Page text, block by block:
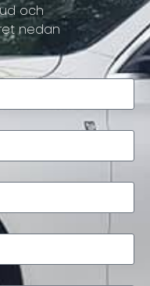
och
nedan